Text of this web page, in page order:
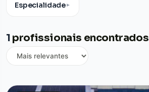
Especialidade▼
1 profissionais encontrados